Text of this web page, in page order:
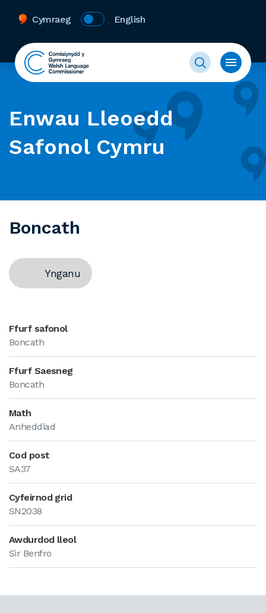
Cymraeg English
Enwau Lleoedd
Safonol Cymru
Boncath
Ynganu
Ffurf safonol
Boncath
Ffurf Saesneg
Boncath
Math
Anheddiad
Cod post
SA37
Cyfeirnod grid
SN2038
Awdurdod lleol
Sir Benfro